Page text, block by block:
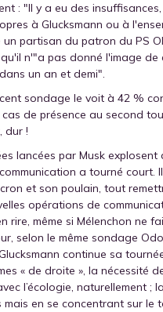
: "Il y a eu des
à Glucksmann ou à
partisan du patron du PS
n'"a pas donné l'image de
un an et demi".
sondage le voit à 42 %
de présence au second
dur !
lancées par Musk explosent
a tourné court.
et son poulain, tout
opérations de
rire, même si Mélenchon ne
selon le même sondage
continue sa
« de droite », la nécessité
l’écologie, naturellement ;
mais en se concentrant sur le